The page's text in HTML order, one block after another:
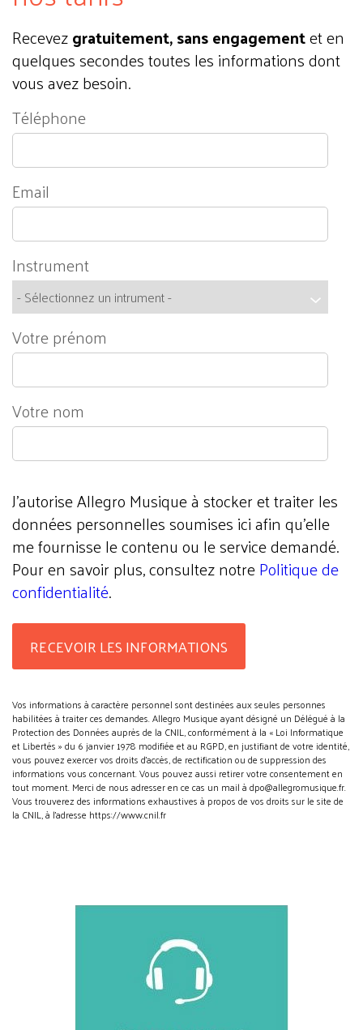
Recevezgratuitement, sans engagementet en
quelques secondes toutes les informations dont
vous avez besoin.
Téléphone
Email
Instrument
Votre prénom
Votre nom
J'autorise Allegro Musique à stocker et traiter les
données personnelles soumises ici afin qu’elle
me fournisse le contenu ou le service demandé.
Pour en savoir plus, consultez notrePolitique de
confidentialité.
Vos informations à caractère personnel sont destinées aux seules personnes
habilitées à traiter ces demandes. Allegro Musique ayant désigné un Délégué à la
Protection des Données auprès de la CNIL, conformément à la « Loi Informatique
et Libertés » du 6 janvier 1978 modifiée et au RGPD, en justifiant de votre identité,
vous pouvez exercer vos droits d’accès, de rectification ou de suppression des
informations vous concernant. Vous pouvez aussi retirer votre consentement en
tout moment. Merci de nous adresser en ce cas un mail à dpo@allegromusique.fr.
Vous trouverez des informations exhaustives à propos de vos droits sur le site de
la CNIL, à l'adresse https://www.cnil.fr